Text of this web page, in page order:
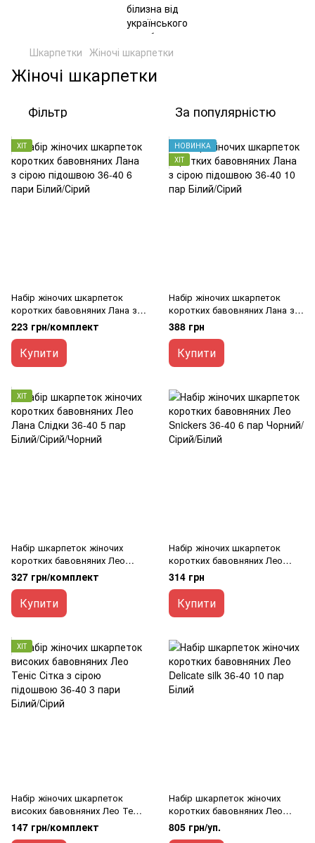
Шкарпетки Жіночі шкарпетки
Жіночі шкарпетки
Фільтр За популярністю
ХІТ
Набір жіночих шкарпеток
коротких бавовняних Лана з
сірою підошвою 36-40 6 пари
Білий/Сірий
223 грн/комплект
Купити
НОВИНКА
ХІТ
Набір жіночих шкарпеток
коротких бавовняних Лана з
сірою підошвою 36-40 10 пар
Білий/Сірий
388 грн
Купити
ХІТ
Набір шкарпеток жіночих
коротких бавовняних Лео
Лана Слідки 36-40 5 пар Білий/
Сірий/Чорний
327 грн/комплект
Купити
Набір жіночих шкарпеток
коротких бавовняних Лео
Snickers 36-40 6 пар Чорний/
Сірий/Білий
314 грн
Купити
ХІТ
Набір жіночих шкарпеток
високих бавовняних Лео Теніс
Сітка з сірою підошвою 36-40
3 пари Білий/Сірий
147 грн/комплект
Набір шкарпеток жіночих
коротких бавовняних Лео
Delicate silk 36-40 10 пар Білий
805 грн/уп.